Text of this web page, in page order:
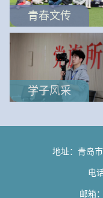
青春文传
学子风采
地址：青岛
电
邮箱